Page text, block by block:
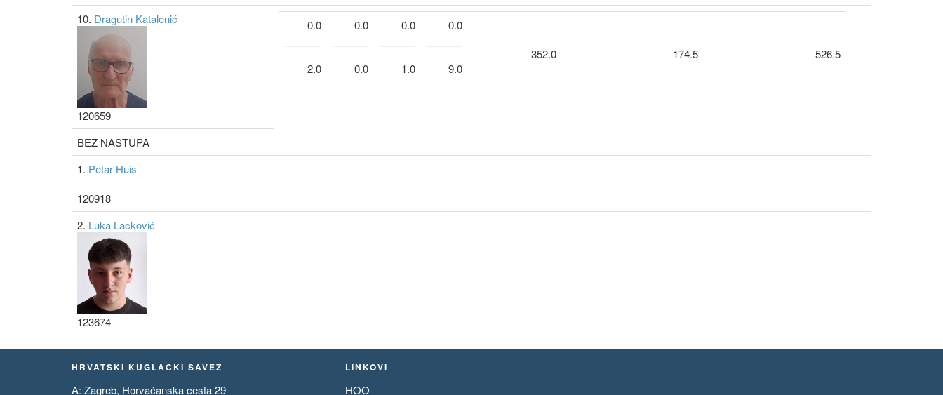
10. Dragutin Katalenić
120659
0.0
2.0
0.0
0.0
0.0
1.0
0.0
9.0
352.0 174.5 526.5
BEZ NASTUPA
1. Petar Huis
120918
2. Luka Lacković
123674
HRVATSKI KUGLAČKI SAVEZ
A: Zagreb, Horvaćanska cesta 29
LINKOVI
HOO